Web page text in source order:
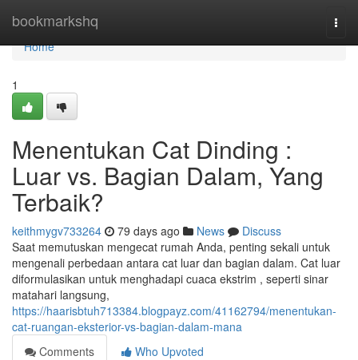
bookmarkshq
Home
Home
1
Menentukan Cat Dinding :
Luar vs. Bagian Dalam, Yang
Terbaik?
keithmygv733264 79 days ago News
Discuss
Saat memutuskan mengecat rumah Anda, penting sekali untuk
mengenali perbedaan antara cat luar dan bagian dalam. Cat luar
diformulasikan untuk menghadapi cuaca ekstrim , seperti sinar
matahari langsung,
https://haarisbtuh713384.blogpayz.com/41162794/menentukan-
cat-ruangan-eksterior-vs-bagian-dalam-mana
Comments
Who Upvoted